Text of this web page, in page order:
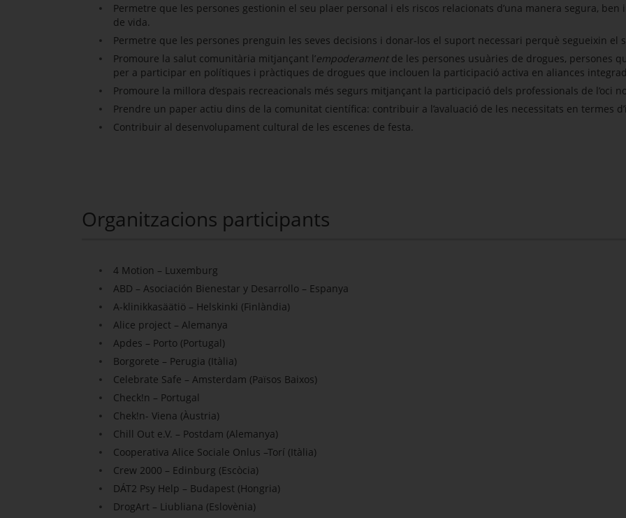
Permetre que les persones gestionin el seu plaer personal i els riscos relacionats d’una manera segura,
de vida.
Permetre que les persones prenguin les seves decisions i donar-los el suport necessari perquè segueixin el
Promoure la salut comunitària mitjançant l’empoderament de les persones usuàries de drogues, persones
per a participar en polítiques i pràctiques de drogues que inclouen la participació activa en aliances
Promoure la millora d’espais recreacionals més segurs mitjançant la participació dels professionals de l’oci
Prendre un paper actiu dins de la comunitat científica: contribuir a l’avaluació de les necessitats en termes
Contribuir al desenvolupament cultural de les escenes de festa.
Organitzacions participants
4 Motion – Luxemburg
ABD – Asociación Bienestar y Desarrollo – Espanya
A-klinikkasäätiö – Helskinki (Finlàndia)
Alice project – Alemanya
Apdes – Porto (Portugal)
Borgorete – Perugia (Itàlia)
Celebrate Safe – Amsterdam (Països Baixos)
Check!n – Portugal
Chek!n- Viena (Àustria)
Chill Out e.V. – Postdam (Alemanya)
Cooperativa Alice Sociale Onlus –Torí (Itàlia)
Crew 2000 – Edinburg (Escòcia)
DÁT2 Psy Help – Budapest (Hongria)
DrogArt – Liubliana (Eslovènia)